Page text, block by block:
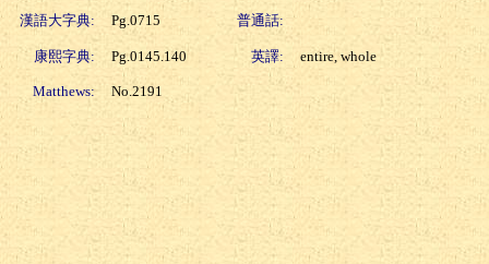
漢語大字典:
Pg.0715 普通話:
康熙字典: Pg.0145.140 英譯: entire, whole
Matthews: No.2191